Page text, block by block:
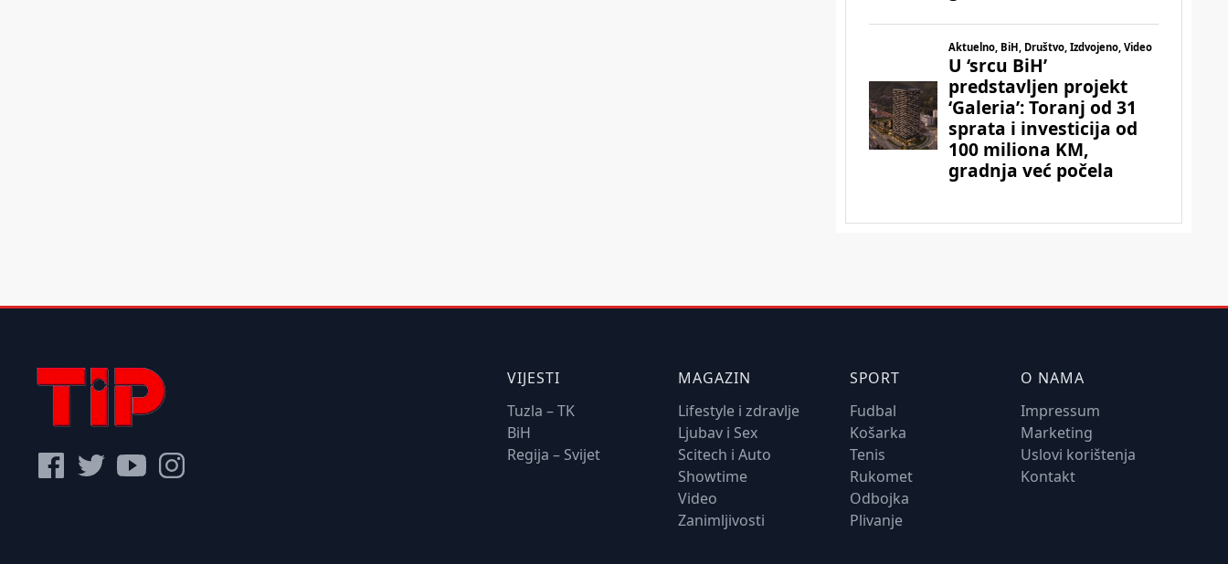
VIJESTI
Tuzla – TK
BiH
Regija – Svijet
MAGAZIN
Lifestyle i zdravlje
Ljubav i Sex
Scitech i Auto
Showtime
Video
Zanimljivosti
SPORT
Fudbal
Košarka
Tenis
Rukomet
Odbojka
Plivanje
O NAMA
Impressum
Marketing
Uslovi korištenja
Kontakt